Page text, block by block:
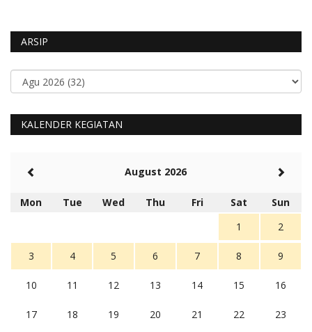
ARSIP
KALENDER KEGIATAN
August 2026
Mon Tue Wed Thu Fri Sat
Sun
1
2
3 4 5 6 7 8 9
10 11 12 13 14 15 16
17 18 19 20 21 22 23